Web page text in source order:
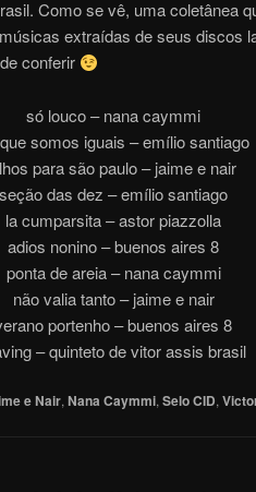
Como se vê, uma coletânea
extraídas de seus discos
conferir
só louco – nana caymmi
somos iguais – emílio santiago
para são paulo – jaime e nair
seção das dez – emílio santiago
la cumparsita – astor piazzolla
adios nonino – buenos aires 8
ponta de areia – nana caymmi
não valia tanto – jaime e nair
portenho – buenos aires 8
– quinteto de vitor assis brasil
e Nair, Nana Caymmi, Selo CID,